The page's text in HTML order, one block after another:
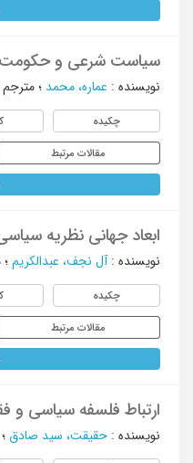
سیاست شرعی و
نویسنده : عماره، محمد ؛ مترجم
چکیده
مقالات مرتبط
ابعاد جهانی نظریه سیاسی
نویسنده : آل نجف، عبدالکریم ؛
چکیده
مقالات مرتبط
ارتباط فلسفه سیاسی و
نویسنده : حقیقت، سید صادق ؛